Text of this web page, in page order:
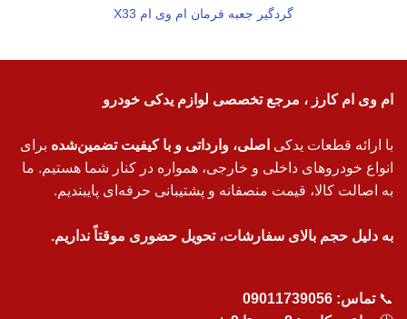
گردگیر جعبه فرمان ام وی ام X33
ام وی ام کارز ، مرجع تخصصی لوازم یدکی خودرو
با ارائه قطعات یدکی اصلی، وارداتی و با کیفیت تضمین‌شده برای
انواع خودروهای داخلی و خارجی، همواره در کنار شما هستیم. ما
به اصالت کالا، قیمت منصفانه و پشتیبانی حرفه‌ای پایبندیم.
به دلیل حجم بالای سفارشات، تحویل حضوری موقتاً نداریم.
📞تماس: 09011739056